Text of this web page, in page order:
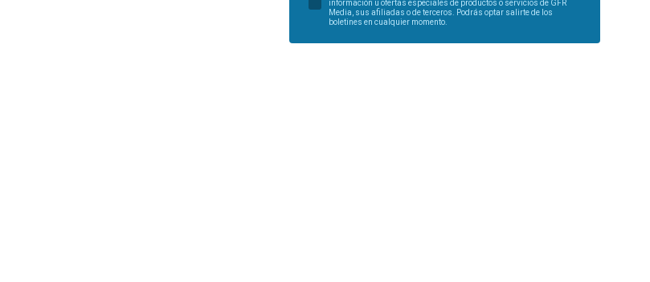
información u ofertas especiales de productos o servicios de GFR
Media, sus afiliadas o de terceros. Podrás optar salirte de los
boletines en cualquier momento.